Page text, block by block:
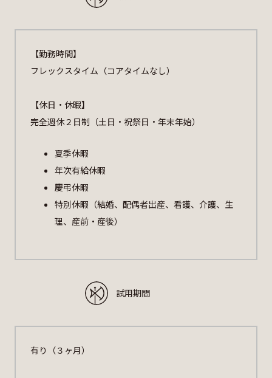
【勤務時間】
フレックスタイム（コアタイムなし）
【休日・休暇】
完全週休２日制（土日・祝祭日・年末年始）
夏季休暇
年次有給休暇
慶弔休暇
特別休暇（結婚、配偶者出産、看護、介護、生
理、産前・産後）
試用期間
有り（３ヶ月）